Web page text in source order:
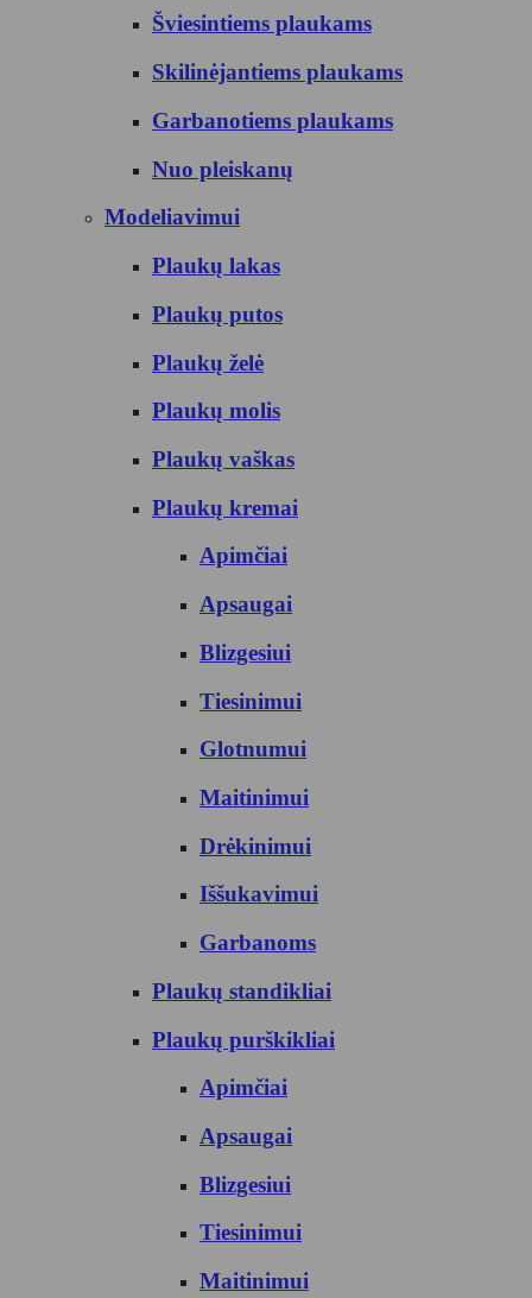
Šviesintiems plaukams
Skilinėjantiems plaukams
Garbanotiems plaukams
Nuo pleiskanų
Modeliavimui
Plaukų lakas
Plaukų putos
Plaukų želė
Plaukų molis
Plaukų vaškas
Plaukų kremai
Apimčiai
Apsaugai
Blizgesiui
Tiesinimui
Glotnumui
Maitinimui
Drėkinimui
Iššukavimui
Garbanoms
Plaukų standikliai
Plaukų purškikliai
Apimčiai
Apsaugai
Blizgesiui
Tiesinimui
Maitinimui